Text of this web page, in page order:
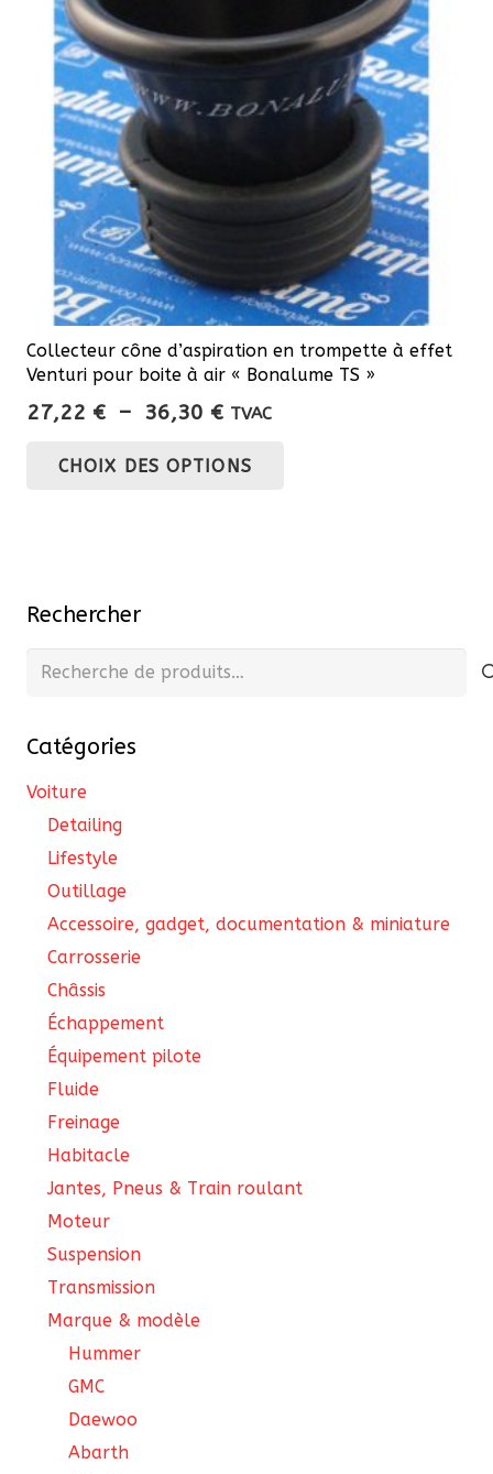
Collecteur cône d’aspiration en trompette à effet
Venturi pour boite à air « Bonalume TS »
27,22 € – 36,30 €Plage
prix :
TVAC
CHOIX DES OPTIONS
Rechercher
Recherche
Catégories
Voiture
Detailing
Lifestyle
Outillage
Accessoire, gadget, documentation & miniature
Carrosserie
Châssis
Échappement
Équipement pilote
Fluide
Freinage
Habitacle
Jantes, Pneus & Train roulant
Moteur
Suspension
Transmission
Marque & modèle
Hummer
GMC
Daewoo
Abarth